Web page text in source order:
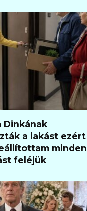
Dinkának
a lakást ezért
minden
feléjük